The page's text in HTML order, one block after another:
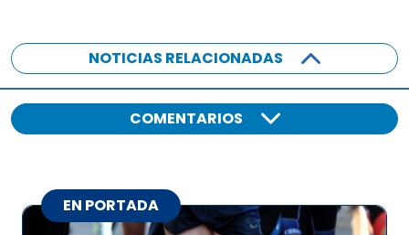
NOTICIAS RELACIONADAS
COMENTARIOS
EN PORTADA